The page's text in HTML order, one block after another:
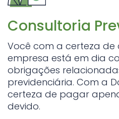
Consultoria
Você com a certeza de
empresa está em dia
obrigações
previdenciária. Com a
certeza de pagar
devido.